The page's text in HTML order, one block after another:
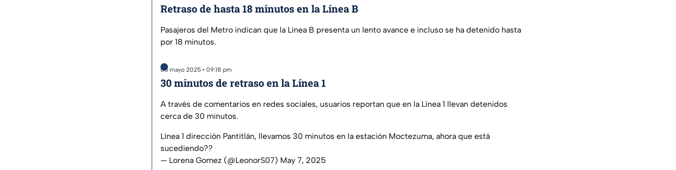
Retraso de hasta 18 minutos en la Línea B
Pasajeros del Metro indican que la Línea B presenta un lento avance e incluso se ha detenido hasta
por 18 minutos.
06 mayo 2025 • 09:18 pm
30 minutos de retraso en la Línea 1
A través de comentarios en redes sociales, usuarios reportan que en la Línea 1 llevan detenidos
cerca de 30 minutos.
Línea 1 dirección Pantitlán, llevamos 30 minutos en la estación Moctezuma, ahora que está
sucediendo??
— Lorena Gomez (@LeonorS07) May 7, 2025